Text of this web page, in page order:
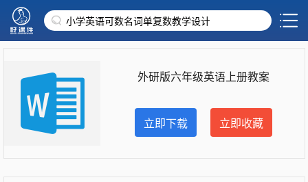
外研版六年级英语上册教案
立即下载 立即收藏